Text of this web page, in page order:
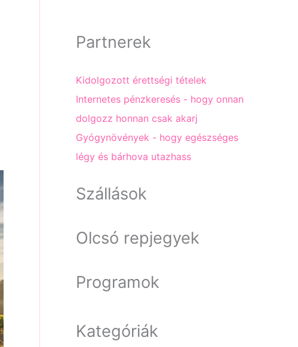
Partnerek
Kidolgozott érettségi tételek
Internetes pénzkeresés - hogy onnan
dolgozz honnan csak akarj
Gyógynövények - hogy egészséges
légy és bárhova utazhass
Szállások
Olcsó repjegyek
Programok
Kategóriák